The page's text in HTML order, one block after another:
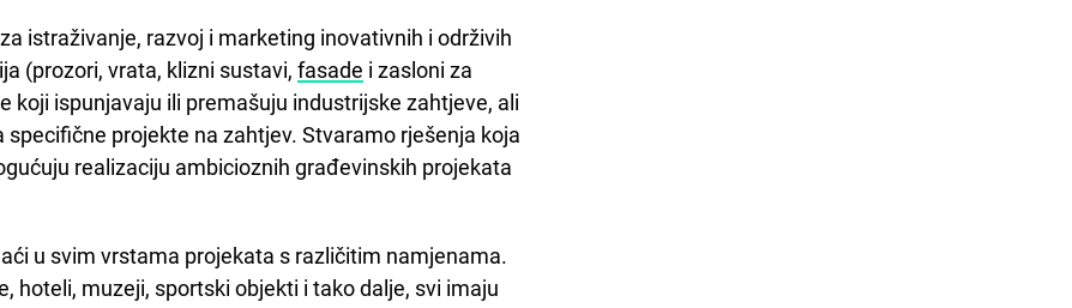
istraživanje, razvoj i marketing inovativnih i održivih
(prozori, vrata, klizni sustavi, fasade i zasloni za
koji ispunjavaju ili premašuju industrijske zahtjeve, ali
projekte na zahtjev. Stvaramo rješenja koja
realizaciju ambicioznih građevinskih projekata
u svim vrstama projekata s različitim namjenama.
hoteli, muzeji, sportski objekti i tako dalje, svi imaju